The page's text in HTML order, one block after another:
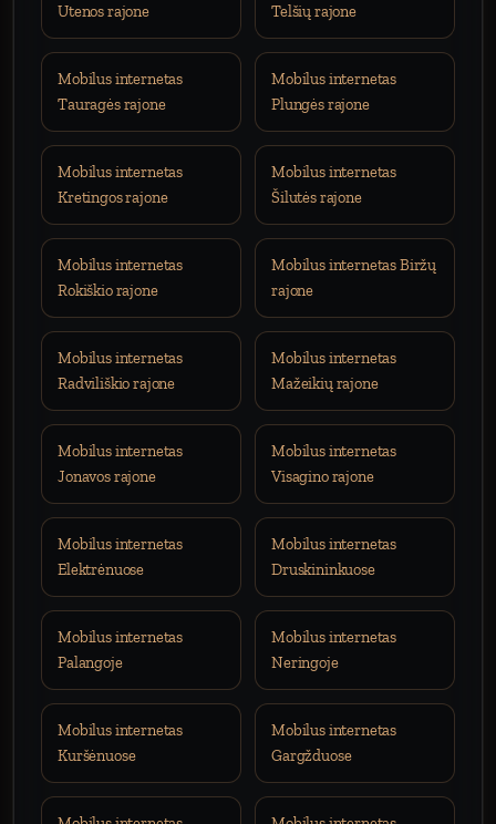
Utenos rajone
Telšių rajone
Mobilus internetas
Tauragės rajone
Mobilus internetas
Plungės rajone
Mobilus internetas
Kretingos rajone
Mobilus internetas
Šilutės rajone
Mobilus internetas
Rokiškio rajone
Mobilus internetas Biržų
rajone
Mobilus internetas
Radviliškio rajone
Mobilus internetas
Mažeikių rajone
Mobilus internetas
Jonavos rajone
Mobilus internetas
Visagino rajone
Mobilus internetas
Elektrėnuose
Mobilus internetas
Druskininkuose
Mobilus internetas
Palangoje
Mobilus internetas
Neringoje
Mobilus internetas
Kuršėnuose
Mobilus internetas
Gargžduose